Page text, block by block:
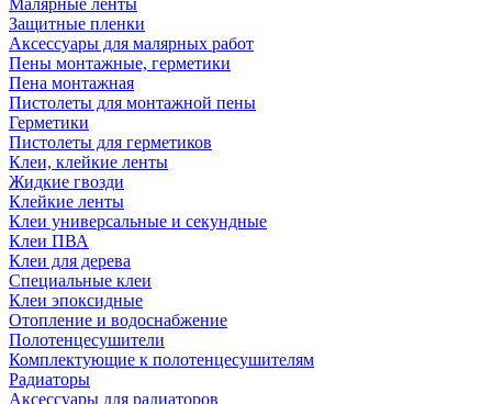
Малярные ленты
Защитные пленки
Аксессуары для малярных работ
Пены монтажные, герметики
Пена монтажная
Пистолеты для монтажной пены
Герметики
Пистолеты для герметиков
Клеи, клейкие ленты
Жидкие гвозди
Клейкие ленты
Клеи универсальные и секундные
Клеи ПВА
Клеи для дерева
Специальные клеи
Клеи эпоксидные
Отопление и водоснабжение
Полотенцесушители
Комплектующие к полотенцесушителям
Радиаторы
Аксессуары для радиаторов